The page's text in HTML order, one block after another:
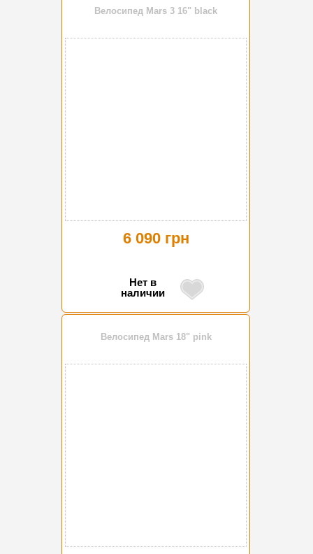
Велосипед Mars 3 16" black
6 090 грн
Нет в
наличии
Велосипед Mars 18" pink